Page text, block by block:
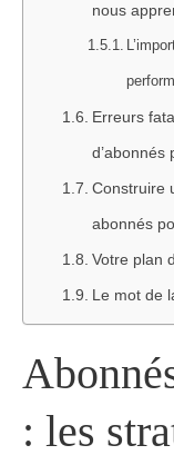
nous
Erreurs
d’abonnés
Construire
abonnés
Votre plan
Le mot de
: les